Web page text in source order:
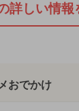
詳しい情報
おでかけ